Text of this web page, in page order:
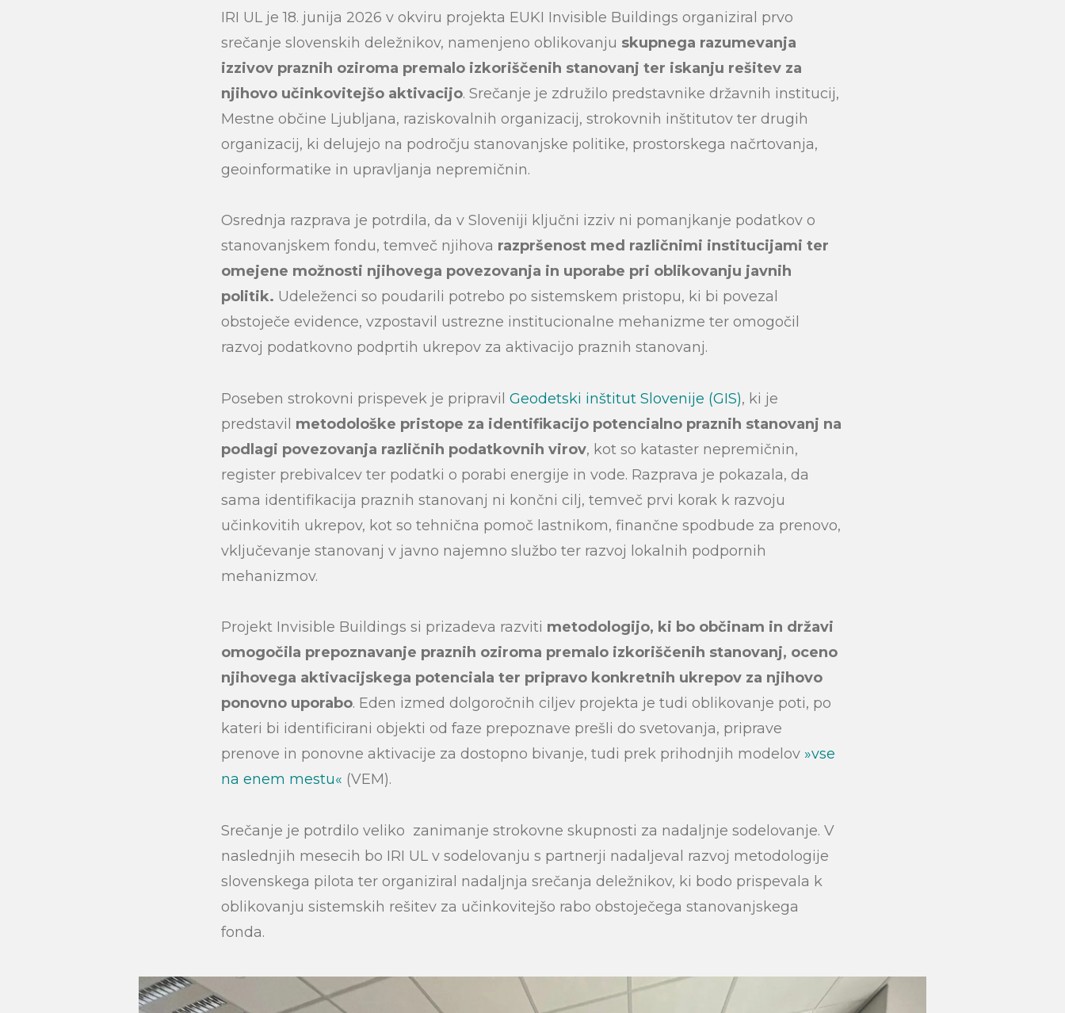
submit
IRI UL je 18. junija 2026 v okviru projekta EUKI Invisible Buildings organiziral prvo
srečanje slovenskih deležnikov, namenjeno oblikovanju skupnega razumevanja
izzivov praznih oziroma premalo izkoriščenih stanovanj ter iskanju rešitev za
njihovo učinkovitejšo aktivacijo. Srečanje je združilo predstavnike državnih institucij,
Mestne občine Ljubljana, raziskovalnih organizacij, strokovnih inštitutov ter drugih
organizacij, ki delujejo na področju stanovanjske politike, prostorskega načrtovanja,
geoinformatike in upravljanja nepremičnin.
Osrednja razprava je potrdila, da v Sloveniji ključni izziv ni pomanjkanje podatkov o
stanovanjskem fondu, temveč njihova razpršenost med različnimi institucijami ter
omejene možnosti njihovega povezovanja in uporabe pri oblikovanju javnih
politik. Udeleženci so poudarili potrebo po sistemskem pristopu, ki bi povezal
obstoječe evidence, vzpostavil ustrezne institucionalne mehanizme ter omogočil
razvoj podatkovno podprtih ukrepov za aktivacijo praznih stanovanj.
Poseben strokovni prispevek je pripravil Geodetski inštitut Slovenije (GIS), ki je
predstavil metodološke pristope za identifikacijo potencialno praznih stanovanj na
podlagi povezovanja različnih podatkovnih virov, kot so kataster nepremičnin,
register prebivalcev ter podatki o porabi energije in vode. Razprava je pokazala, da
sama identifikacija praznih stanovanj ni končni cilj, temveč prvi korak k razvoju
učinkovitih ukrepov, kot so tehnična pomoč lastnikom, finančne spodbude za prenovo,
vključevanje stanovanj v javno najemno službo ter razvoj lokalnih podpornih
mehanizmov.
Projekt Invisible Buildings si prizadeva razviti metodologijo, ki bo občinam in državi
omogočila prepoznavanje praznih oziroma premalo izkoriščenih stanovanj, oceno
njihovega aktivacijskega potenciala ter pripravo konkretnih ukrepov za njihovo
ponovno uporabo. Eden izmed dolgoročnih ciljev projekta je tudi oblikovanje poti, po
kateri bi identificirani objekti od faze prepoznave prešli do svetovanja, priprave
prenove in ponovne aktivacije za dostopno bivanje, tudi prek prihodnjih modelov »vse
na enem mestu« (VEM).
Srečanje je potrdilo veliko zanimanje strokovne skupnosti za nadaljnje sodelovanje. V
naslednjih mesecih bo IRI UL v sodelovanju s partnerji nadaljeval razvoj metodologije
slovenskega pilota ter organiziral nadaljnja srečanja deležnikov, ki bodo prispevala k
oblikovanju sistemskih rešitev za učinkovitejšo rabo obstoječega stanovanjskega
fonda.